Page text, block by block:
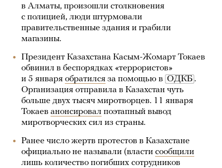
в Алматы, произошли столкновения
с полицией, люди штурмовали
правительственные здания и грабили
магазины.
Президент Казахстана Касым-Жомарт Токаев
обвинил в беспорядках «террористов»
и 5 января обратился за помощью в ОДКБ .
Организация отправила в Казахстан чуть
больше двух тысяч миротворцев. 11 января
Токаев анонсировал поэтапный вывод
миротворческих сил из страны.
Ранее число жертв протестов в Казахстане
официально не называли (власти сообщили
лишь количество погибших сотрудников